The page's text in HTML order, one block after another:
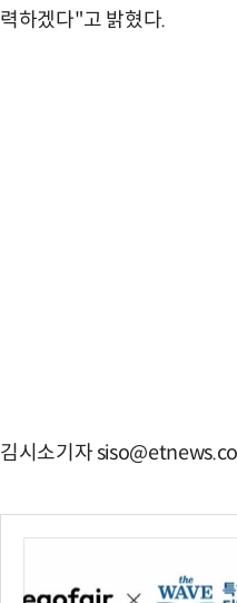
력하겠다"고 밝혔다.
김시소기자